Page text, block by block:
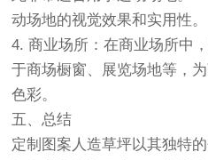
动场地的视觉效果和实用性。
4. 商业场所：在商业场所中
于商场橱窗、展览场地等，
色彩。
五、总结
定制图案人造草坪以其独特